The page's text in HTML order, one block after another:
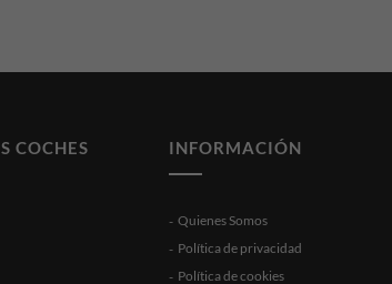
COCHES INFORMACIÓN
Quienes Somos
Política de privacidad
Política de cookies